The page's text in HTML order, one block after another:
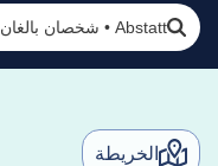
Abstatt
• شخصان بالغان
الخريطة